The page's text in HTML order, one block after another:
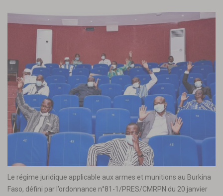
Le régime juridique applicable aux armes et munitions au Burkina
Faso, défini par l’ordonnance n°81-1/PRES/CMRPN du 20 janvier